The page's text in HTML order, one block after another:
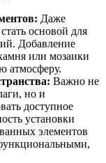
Даже
основой для
Добавление
или мозаики
атмосферу.
Важно не
но и
доступное
установки
элементов